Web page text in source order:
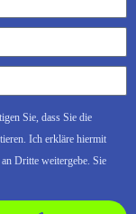
Sie, dass Sie die
Ich erkläre hiermit
Dritte weitergebe. Sie